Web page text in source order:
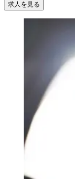
求人を見る